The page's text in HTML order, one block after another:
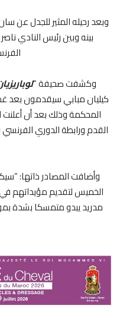
وبعد رحيله المثير للجدل عن
بينه وبين رئيس النادي
وكشفت صحيفة “
كيليان مبابي سيقدمون بعد
المحكمة وذلك بعد أن أعلنت
وأضافت المصادر ذاتها:
الخميس لتقديم مؤيداتهم في
مدريد يبدو متمسكا بشدة